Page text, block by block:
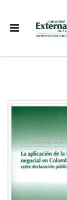
Skip
to
of
the
images
gallery
Skip
to
beginning
of
the
images
gallery